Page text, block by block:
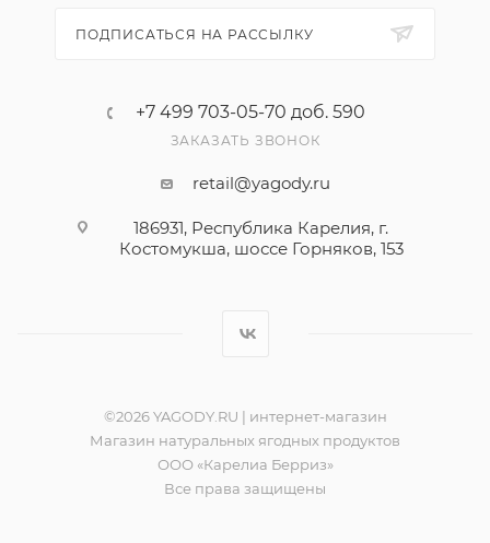
ПОДПИСАТЬСЯ НА РАССЫЛКУ
+7 499 703-05-70 доб. 590
ЗАКАЗАТЬ ЗВОНОК
retail@yagody.ru
186931, Республика Карелия, г.
Костомукша, шоссе Горняков, 153
©2026 YAGODY.RU | интернет-магазин
Магазин натуральных ягодных продуктов
ООО «Карелиа Берриз»
Все права защищены